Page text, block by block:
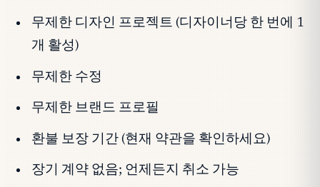
무제한 디자인 프로젝트 (디자이너당 한 번에 1
개 활성)
무제한 수정
무제한 브랜드 프로필
환불 보장 기간 (현재 약관을 확인하세요)
장기 계약 없음; 언제든지 취소 가능